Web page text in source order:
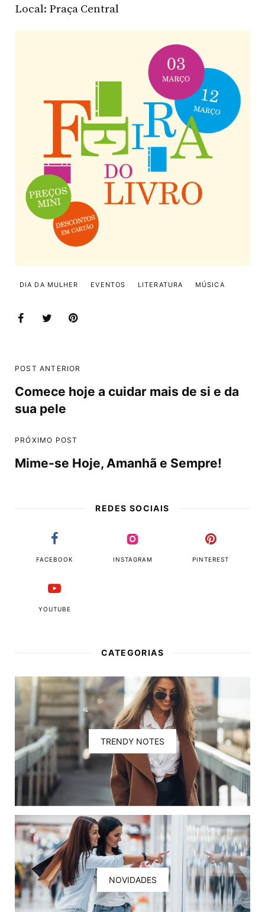
Local: Praça Central
DIA DA MULHER EVENTOS LITERATURA MÚSICA
POST ANTERIOR
Comece hoje a cuidar mais de si e da
sua pele
PRÓXIMO POST
Mime-se Hoje, Amanhã e Sempre!
REDES SOCIAIS
FACEBOOK INSTAGRAM PINTEREST
YOUTUBE
CATEGORIAS
TRENDY NOTES
NOVIDADES